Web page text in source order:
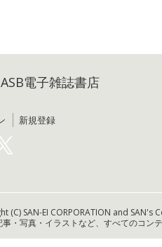
ASB電子雑誌書店
新規登録
(C) SAN-EI CORPORATION and SAN's
・写真・イラストなど、すべてのコン